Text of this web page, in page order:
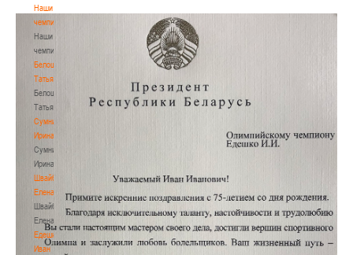
Наши
чемпионы
Наши
чемпионы
Белошапко
Татьяна
Белошапко
Татьяна
Сумникова
Ирина
Сумникова
Ирина
Швайбович
Елена
Швайбович
Елена
Едешко
Иван